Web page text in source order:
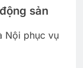
sản
Nội phục vụ